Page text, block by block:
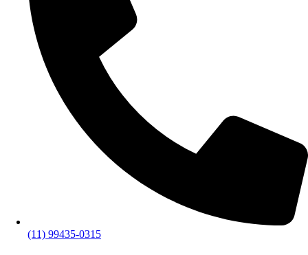
(11) 99435-0315